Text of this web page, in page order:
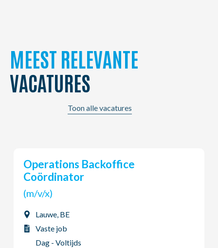
MEEST RELEVANTE
VACATURES
Toon alle vacatures
Young Potential Planner
(m/v/x)
Vaste job
Dag - Voltijds